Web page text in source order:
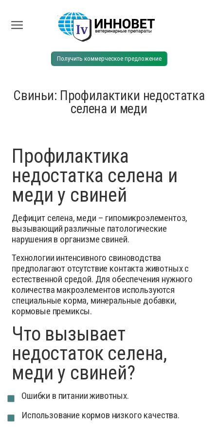
Получить коммерческое предложение
Свиньи: Профилактики недостатка
селена и меди
Профилактика
недостатка селена и
меди у свиней
Дефицит селена, меди – гипомикроэлементоз,
вызывающий различные патологические
нарушения в организме свиней.
Технологии интенсивного свиноводства
предполагают отсутствие контакта животных с
естественной средой. Для обеспечения нужного
количества макроэлементов используются
специальные корма, минеральные добавки,
кормовые премиксы.
Что вызывает
недостаток селена,
меди у свиней?
Ошибки в питании животных.
Использование кормов низкого качества.